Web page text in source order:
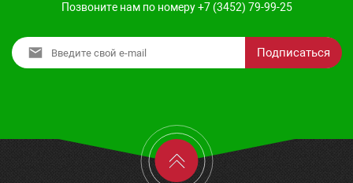
Позвоните нам по номеру +7 (3452) 79-99-25
Подписаться